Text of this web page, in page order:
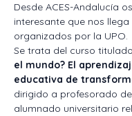
Desde ACES-Andalucía
interesante que nos
organizados por la UPO.
Se trata del curso
el mundo? El
educativa de
dirigido a profesorado
alumnado universitario